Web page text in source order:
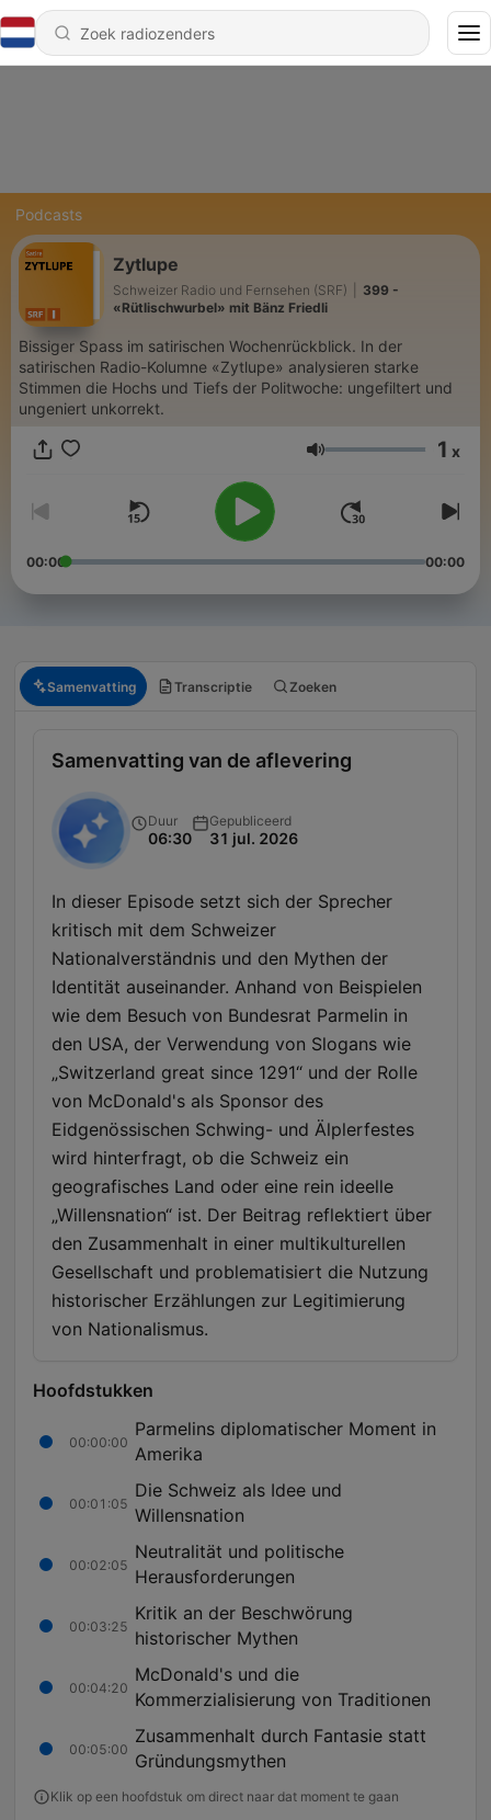
Podcasts
Zytlupe
Schweizer Radio und Fernsehen (SRF)
399 -
«Rütlischwurbel» mit Bänz Friedli
Bissiger Spass im satirischen Wochenrückblick. In der
satirischen Radio-Kolumne «Zytlupe» analysieren starke
Stimmen die Hochs und Tiefs der Politwoche: ungefiltert und
ungeniert unkorrekt.
Volume 1 x
00:00 00:00
Samenvatting Transcriptie Zoeken
Samenvatting van de aflevering
Duur
06:30
Gepubliceerd
31 jul. 2026
In dieser Episode setzt sich der Sprecher
kritisch mit dem Schweizer
Nationalverständnis und den Mythen der
Identität auseinander. Anhand von Beispielen
wie dem Besuch von Bundesrat Parmelin in
den USA, der Verwendung von Slogans wie
„Switzerland great since 1291“ und der Rolle
von McDonald's als Sponsor des
Eidgenössischen Schwing- und Älplerfestes
wird hinterfragt, ob die Schweiz ein
geografisches Land oder eine rein ideelle
„Willensnation“ ist. Der Beitrag reflektiert über
den Zusammenhalt in einer multikulturellen
Gesellschaft und problematisiert die Nutzung
historischer Erzählungen zur Legitimierung
von Nationalismus.
Hoofdstukken
00:00:00
Parmelins diplomatischer Moment in
Amerika
00:01:05
Die Schweiz als Idee und
Willensnation
00:02:05
Neutralität und politische
Herausforderungen
00:03:25
Kritik an der Beschwörung
historischer Mythen
00:04:20
McDonald's und die
Kommerzialisierung von Traditionen
00:05:00
Zusammenhalt durch Fantasie statt
Gründungsmythen
Klik op een hoofdstuk om direct naar dat moment te gaan